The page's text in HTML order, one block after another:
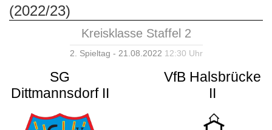
(2022/23)
Kreisklasse Staffel 2
2. Spieltag - 21.08.2022 12:30 Uhr
SG
Dittmannsdorf II
VfB Halsbrücke
II